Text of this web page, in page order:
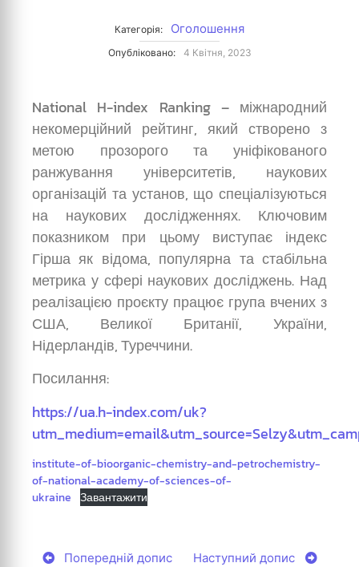
Категорія: Оголошення
Опубліковано: 4 Квітня, 2023
National H-index Ranking – міжнародний
некомерційний рейтинг, який створено з
метою прозорого та уніфікованого
ранжування університетів, наукових
організацій та установ, що спеціалізуються
на наукових дослідженнях. Ключовим
показником при цьому виступає індекс
Гірша як відома, популярна та стабільна
метрика у сфері наукових досліджень. Над
реалізацією проєкту працює група вчених з
США, Великої Британії, України,
Нідерландів, Туреччини.
Посилання:
https://ua.h-index.com/uk?
institute-of-bioorganic-chemistry-and-petrochemistry-
of-national-academy-of-sciences-of-
ukraine Завантажити
Попередній допис Наступний допис